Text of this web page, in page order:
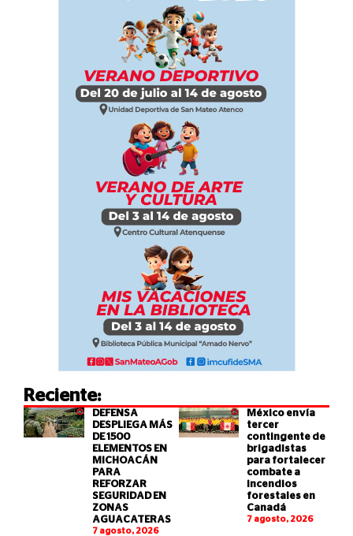
Reciente:
DEFENSA
DESPLIEGA MÁS
DE 1500
ELEMENTOS EN
MICHOACÁN
PARA
REFORZAR
SEGURIDAD EN
ZONAS
AGUACATERAS
7 agosto, 2026
México envía
tercer
contingente de
brigadistas
para fortalecer
combate a
incendios
forestales en
Canadá
7 agosto, 2026